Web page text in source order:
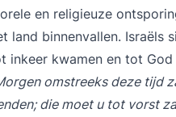
en religieuze
land binnenvallen. Israëls
inkeer kwamen en tot
omstreeks deze tijd
die moet u tot vorst